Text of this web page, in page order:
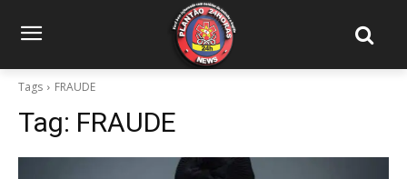
Tags FRAUDE
Tag: FRAUDE